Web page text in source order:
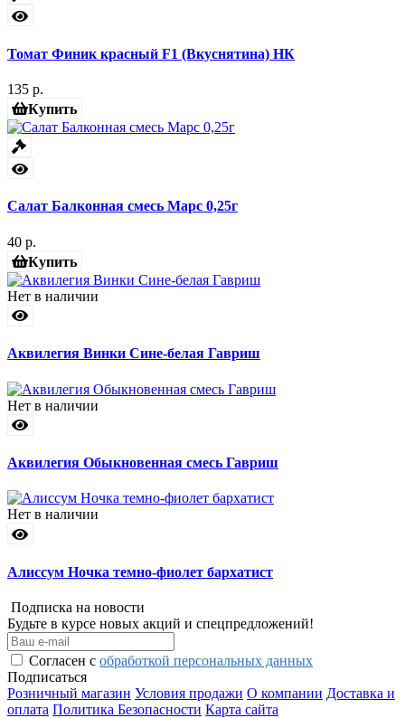
Томат Финик красный F1 (Вкуснятина) НК
135 р.
Купить
Салат Балконная смесь Марс 0,25г
40 р.
Купить
Нет в наличии
Аквилегия Винки Сине-белая Гавриш
Нет в наличии
Аквилегия Обыкновенная смесь Гавриш
Нет в наличии
Алиссум Ночка темно-фиолет бархатист
Подписка на новости
Будьте в курсе новых акций и спецпредложений!
Согласен с обработкой персональных данных
Подписаться
Розничный магазин Условия продажи О компании Доставка и
оплата Политика Безопасности Карта сайта